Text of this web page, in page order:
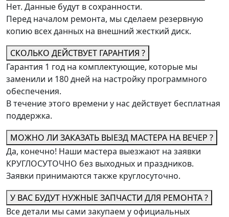
Нет. Данные будут в сохранности.
Перед началом ремонта, мы сделаем резервную
копию всех данных на внешний жесткий диск.
СКОЛЬКО ДЕЙСТВУЕТ ГАРАНТИЯ ?
Гарантия 1 год на комплектующие, которые мы
заменили и 180 дней на настройку программного
обеспечения.
В течение этого времени у нас действует бесплатная
поддержка.
МОЖНО ЛИ ЗАКАЗАТЬ ВЫЕЗД МАСТЕРА НА ВЕЧЕР ?
Да, конечно! Наши мастера выезжают на заявки
КРУГЛОСУТОЧНО без выходных и праздников.
Заявки принимаются также круглосуточно.
У ВАС БУДУТ НУЖНЫЕ ЗАПЧАСТИ ДЛЯ РЕМОНТА ?
Все детали мы сами закупаем у официальных